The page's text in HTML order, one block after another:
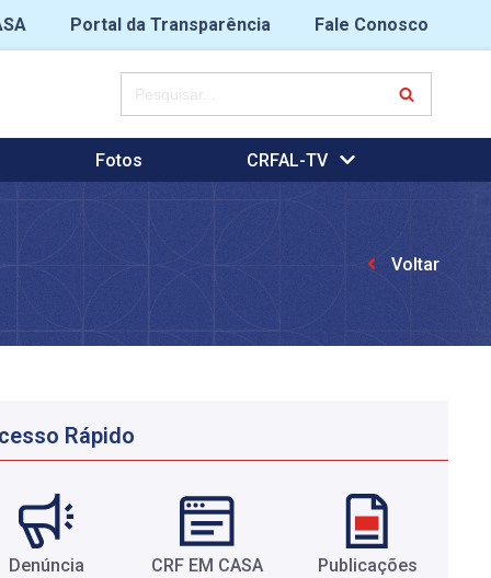
Portal da Transparência
Fale Conosco
Fotos CRFAL-TV
Voltar
Rápido
Denúncia CRF EM CASA Publicações